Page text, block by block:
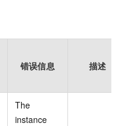
错误信息 描述
The
instance